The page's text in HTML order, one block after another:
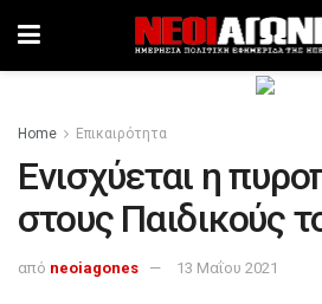
Home Επικαιρότητα
Ενισχύεται η
στους Παιδικούς
από neoiagones 13 Μαΐου 2021